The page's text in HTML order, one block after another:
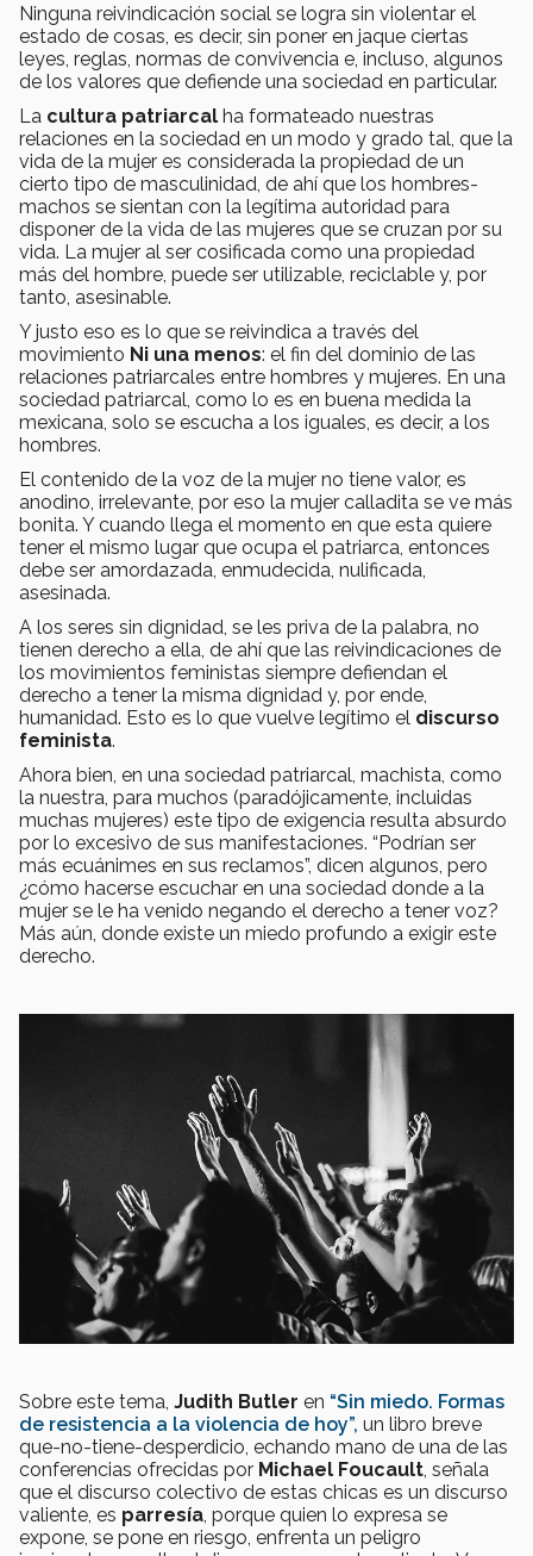
Ninguna reivindicación social se logra sin violentar el
estado de cosas, es decir, sin poner en jaque ciertas
leyes, reglas, normas de convivencia e, incluso, algunos
de los valores que defiende una sociedad en particular.
La cultura patriarcal ha formateado nuestras
relaciones en la sociedad en un modo y grado tal, que la
vida de la mujer es considerada la propiedad de un
cierto tipo de masculinidad, de ahí que los hombres-
machos se sientan con la legítima autoridad para
disponer de la vida de las mujeres que se cruzan por su
vida. La mujer al ser cosificada como una propiedad
más del hombre, puede ser utilizable, reciclable y, por
tanto, asesinable.
Y justo eso es lo que se reivindica a través del
movimiento Ni una menos: el fin del dominio de las
relaciones patriarcales entre hombres y mujeres. En una
sociedad patriarcal, como lo es en buena medida la
mexicana, solo se escucha a los iguales, es decir, a los
hombres.
El contenido de la voz de la mujer no tiene valor, es
anodino, irrelevante, por eso la mujer calladita se ve más
bonita. Y cuando llega el momento en que esta quiere
tener el mismo lugar que ocupa el patriarca, entonces
debe ser amordazada, enmudecida, nulificada,
asesinada.
A los seres sin dignidad, se les priva de la palabra, no
tienen derecho a ella, de ahí que las reivindicaciones de
los movimientos feministas siempre defiendan el
derecho a tener la misma dignidad y, por ende,
humanidad. Esto es lo que vuelve legítimo el discurso
feminista.
Ahora bien, en una sociedad patriarcal, machista, como
la nuestra, para muchos (paradójicamente, incluidas
muchas mujeres) este tipo de exigencia resulta absurdo
por lo excesivo de sus manifestaciones. “Podrían ser
más ecuánimes en sus reclamos”, dicen algunos, pero
¿cómo hacerse escuchar en una sociedad donde a la
mujer se le ha venido negando el derecho a tener voz?
Más aún, donde existe un miedo profundo a exigir este
derecho.
Sobre este tema, Judith Butler en “Sin miedo. Formas
de resistencia a la violencia de hoy”, un libro breve
que-no-tiene-desperdicio, echando mano de una de las
conferencias ofrecidas por Michael Foucault, señala
que el discurso colectivo de estas chicas es un discurso
valiente, es parresía, porque quien lo expresa se
expone, se pone en riesgo, enfrenta un peligro